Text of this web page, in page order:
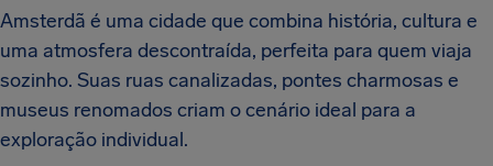
Amsterdã é uma cidade que combina história, cultura e
uma atmosfera descontraída, perfeita para quem viaja
sozinho. Suas ruas canalizadas, pontes charmosas e
museus renomados criam o cenário ideal para a
exploração individual.